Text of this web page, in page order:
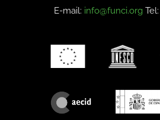
E-mail: info@funci.org